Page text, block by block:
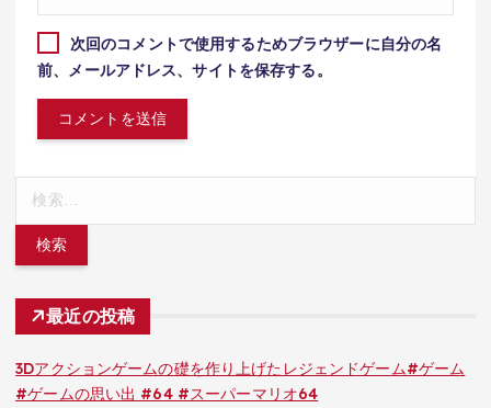
次回のコメントで使用するためブラウザーに自分の名
前、メールアドレス、サイトを保存する。
最近の投稿
3Dアクションゲームの礎を作り上げたレジェンドゲーム#ゲーム
#ゲームの思い出 #64 #スーパーマリオ64